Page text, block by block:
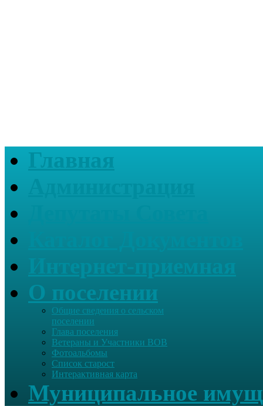
Главная
О поселении
Общие сведения о сельском
поселении
Глава поселения
Ветераны и Участники ВОВ
Фотоальбомы
Список старост
Интерактивная карта
Муниципальное